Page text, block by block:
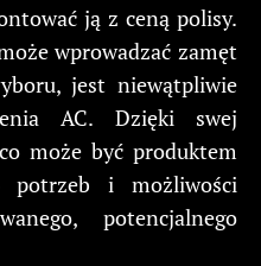
ją z ceną polisy.
wprowadzać zamęt
jest niewątpliwie
AC. Dzięki swej
może być produktem
potrzeb i możliwości
potencjalnego